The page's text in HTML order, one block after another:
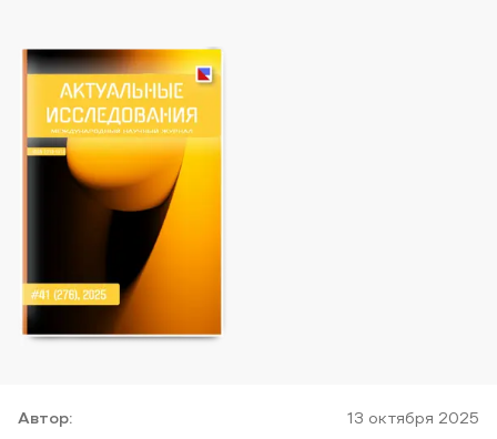
Автор:
13 октября 2025